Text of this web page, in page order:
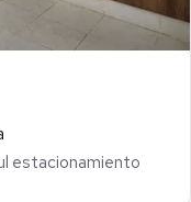
estacionamiento